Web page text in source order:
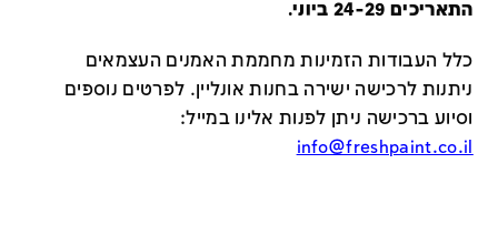
התאריכים 24-29 ביוני.
כלל העבודות הזמינות מחממת האמנים העצמאים
ניתנות לרכישה ישירה בחנות אונליין. לפרטים נוספים
וסיוע ברכישה ניתן לפנות אלינו במייל:
info@freshpaint.co.il